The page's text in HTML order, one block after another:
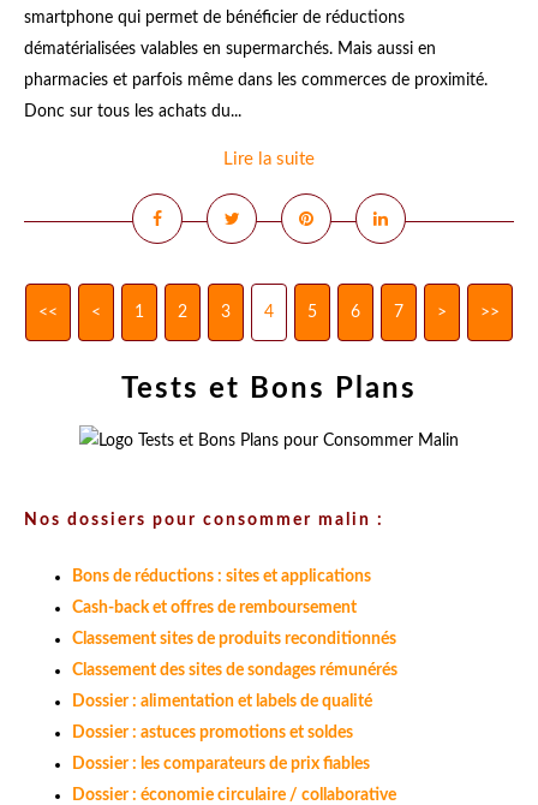
smartphone qui permet de bénéficier de réductions
dématérialisées valables en supermarchés. Mais aussi en
pharmacies et parfois même dans les commerces de proximité.
Donc sur tous les achats du...
Lire la suite
<< < 1 2 3 4 5 6 7 > >>
Tests et Bons Plans
Nos dossiers pour consommer malin :
Bons de réductions : sites et applications
Cash-back et offres de remboursement
Classement sites de produits reconditionnés
Classement des sites de sondages rémunérés
Dossier : alimentation et labels de qualité
Dossier : astuces promotions et soldes
Dossier : les comparateurs de prix fiables
Dossier : économie circulaire / collaborative